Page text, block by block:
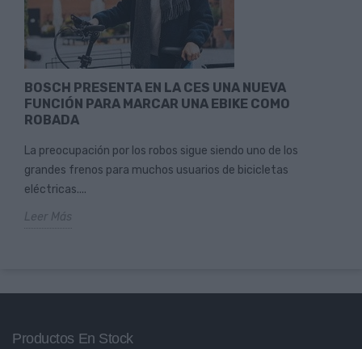
BOSCH PRESENTA EN LA CES UNA NUEVA
FUNCIÓN PARA MARCAR UNA EBIKE COMO
ROBADA
La preocupación por los robos sigue siendo uno de los
grandes frenos para muchos usuarios de bicicletas
eléctricas....
Leer Más
Productos En Stock